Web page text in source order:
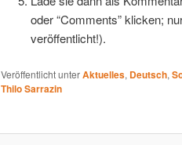
oder “Comments” klicken;
veröffentlicht!).
Veröffentlicht unterAktuelles, Deutsch,
Thilo Sarrazin